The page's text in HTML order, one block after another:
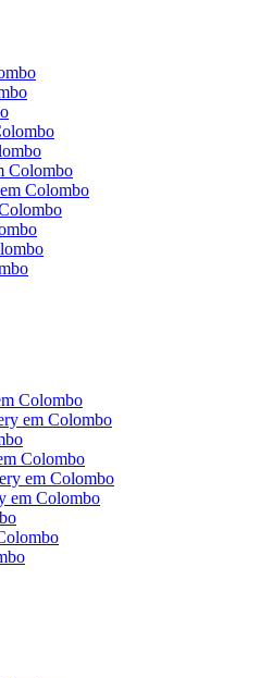
Colombo
em Colombo
Colombo
em Colombo
Colombo
em Colombo
em Colombo